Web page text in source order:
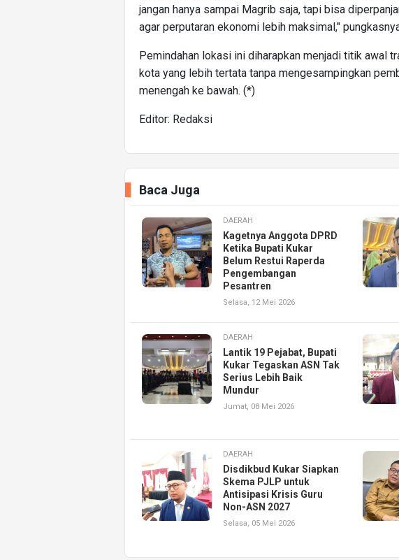
jangan hanya sampai Magrib saja, tapi bisa
agar perputaran ekonomi lebih maksimal,"
Pemindahan lokasi ini diharapkan menjadi titik awal
kota yang lebih tertata tanpa mengesampingkan
menengah ke bawah. (*)
Editor: Redaksi
Baca Juga
DAERAH
Kagetnya Anggota DPRD
Ketika Bupati Kukar
Belum Restui Raperda
Pengembangan
Pesantren
Selasa, 12 Mei 2026
DAERAH
Lantik 19 Pejabat, Bupati
Kukar Tegaskan ASN Tak
Serius Lebih Baik
Mundur
Jumat, 08 Mei 2026
DAERAH
Disdikbud Kukar Siapkan
Skema PJLP untuk
Antisipasi Krisis Guru
Non-ASN 2027
Selasa, 05 Mei 2026